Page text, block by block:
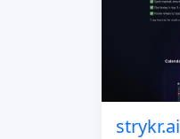
strykr.ai